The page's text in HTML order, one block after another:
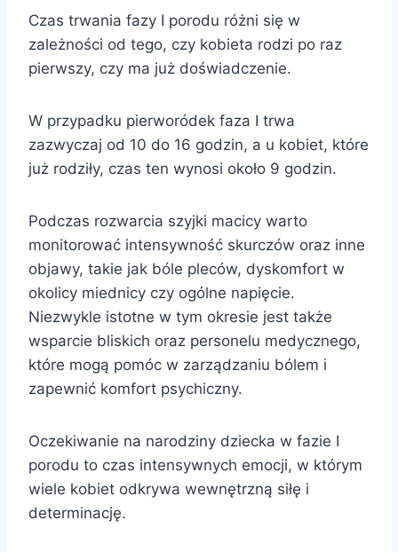
Czas trwania fazy I porodu różni się w
zależności od tego, czy kobieta rodzi po raz
pierwszy, czy ma już doświadczenie.
W przypadku pierworódek faza I trwa
zazwyczaj od 10 do 16 godzin, a u kobiet, które
już rodziły, czas ten wynosi około 9 godzin.
Podczas rozwarcia szyjki macicy warto
monitorować intensywność skurczów oraz inne
objawy, takie jak bóle pleców, dyskomfort w
okolicy miednicy czy ogólne napięcie.
Niezwykle istotne w tym okresie jest także
wsparcie bliskich oraz personelu medycznego,
które mogą pomóc w zarządzaniu bólem i
zapewnić komfort psychiczny.
Oczekiwanie na narodziny dziecka w fazie I
porodu to czas intensywnych emocji, w którym
wiele kobiet odkrywa wewnętrzną siłę i
determinację.